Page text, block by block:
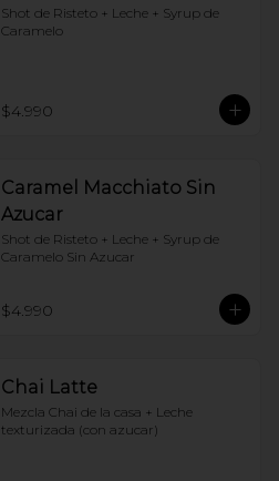
Shot de Risteto + Leche + Syrup de
Caramelo
$4.990
Caramel Macchiato Sin
Azucar
Shot de Risteto + Leche + Syrup de
Caramelo Sin Azucar
$4.990
Chai Latte
Mezcla Chai de la casa + Leche
texturizada (con azucar)